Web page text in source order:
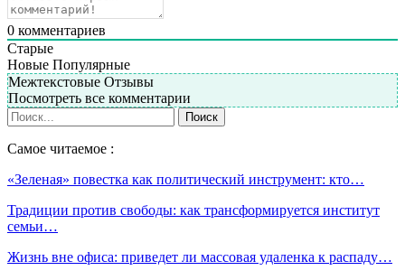
0 комментариев
Старые
Новые Популярные
Межтекстовые Отзывы
Посмотреть все комментарии
Самое читаемое :
«Зеленая» повестка как политический инструмент: кто…
Традиции против свободы: как трансформируется институт
семьи…
Жизнь вне офиса: приведет ли массовая удаленка к распаду…